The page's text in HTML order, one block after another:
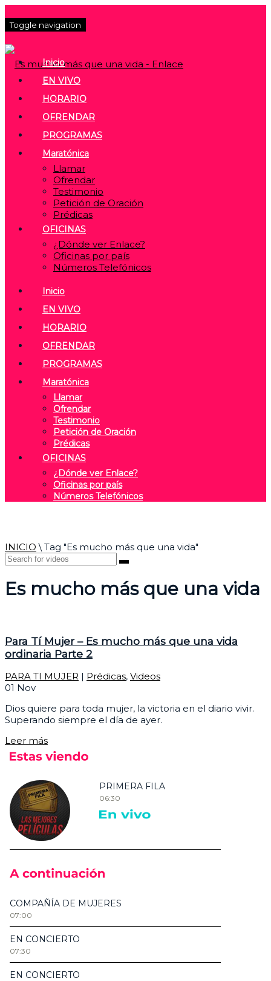
Toggle navigation
Inicio
EN VIVO
HORARIO
OFRENDAR
PROGRAMAS
Maratónica
Llamar
Ofrendar
Testimonio
Petición de Oración
Prédicas
OFICINAS
¿Dónde ver Enlace?
Oficinas por país
Números Telefónicos
Inicio
EN VIVO
HORARIO
OFRENDAR
PROGRAMAS
Maratónica
Llamar
Ofrendar
Testimonio
Petición de Oración
Prédicas
OFICINAS
¿Dónde ver Enlace?
Oficinas por país
Números Telefónicos
INICIO \ Tag "Es mucho más que una vida"
Es mucho más que una vida
Para Tí Mujer – Es mucho más que una vida
ordinaria Parte 2
PARA TI MUJER | Prédicas, Videos
01 Nov
Dios quiere para toda mujer, la victoria en el diario vivir.
Superando siempre el día de ayer.
Leer más